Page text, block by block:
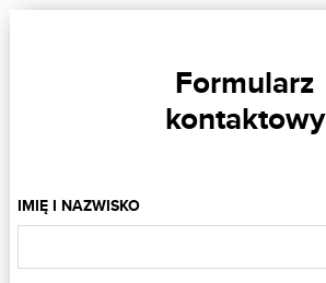
Formularz
kontaktowy
IMIĘ I NAZWISKO